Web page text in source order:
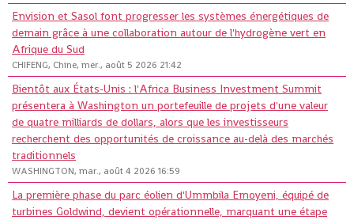
Envision et Sasol font progresser les systèmes énergétiques de
demain grâce à une collaboration autour de l'hydrogène vert en
Afrique du Sud
CHIFENG, Chine, mer., août 5 2026 21:42
Bientôt aux États-Unis : l'Africa Business Investment Summit
présentera à Washington un portefeuille de projets d'une valeur
de quatre milliards de dollars, alors que les investisseurs
recherchent des opportunités de croissance au-delà des marchés
traditionnels
WASHINGTON, mar., août 4 2026 16:59
La première phase du parc éolien d'Ummbila Emoyeni, équipé de
turbines Goldwind, devient opérationnelle, marquant une étape